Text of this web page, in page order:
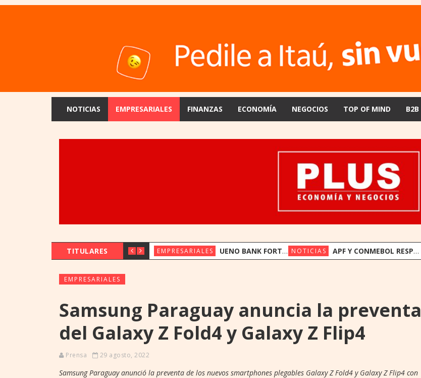
NOTICIAS EMPRESARIALES FINANZAS ECONOMÍA NEGOCIOS TOP OF MIND B2B
TITULARES EMPRESARIALES UENO BANK FORTALECE SU FONDEO INTERNACIONAL CON US$ 17,5 MILLONES DE TRIODOS BANK Y GAWA CAPITAL NOTICIAS APF Y CONMEBOL RESPALDAN A LA FIFA Y LLAMAN A PRESERVAR LA INSTITUCIONALIDAD
EMPRESARIALES
Samsung Paraguay anuncia la preventa
del Galaxy Z Fold4 y Galaxy Z Flip4
Prensa 29 agosto, 2022
Samsung Paraguay anunció la preventa de los nuevos smartphones plegables Galaxy Z Fold4 y Galaxy Z Flip4 con